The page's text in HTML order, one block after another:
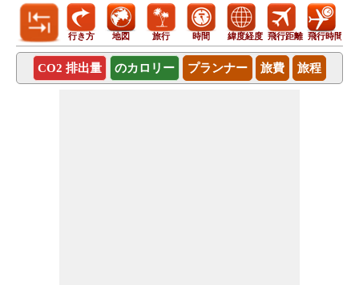
行き方 地図 旅行 時間 緯度経度 飛行距離 飛行時間
CO2 排出量 のカロリー プランナー 旅費 旅程